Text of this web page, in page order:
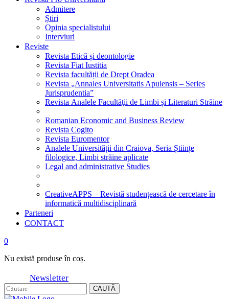
Admitere
Știri
Opinia specialistului
Interviuri
Reviste
Revista Etică și deontologie
Revista Fiat Iustitia
Revista facultății de Drept Oradea
Revista „Annales Universitatis Apulensis – Series
Jurisprudentia”
Revista Analele Facultăţii de Limbi și Literaturi Străine
Romanian Economic and Business Review
Revista Cogito
Revista Euromentor
Analele Universității din Craiova, Seria Științe
filologice, Limbi străine aplicate
Legal and administrative Studies
CreativeAPPS – Revistă studențească de cercetare în
informatică multidisciplinară
Parteneri
CONTACT
0
Nu există produse în coș.
Newsletter
CAUTĂ